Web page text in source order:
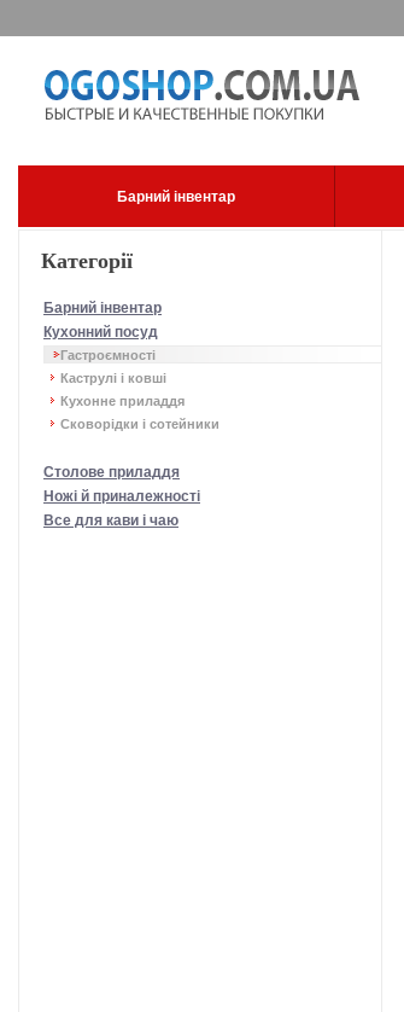
Барний інвентар
Категорії
Барний інвентар
Кухонний посуд
Гастроємності
Каструлі і ковші
Кухонне приладдя
Сковорідки і сотейники
Столове приладдя
Ножі й приналежності
Все для кави і чаю